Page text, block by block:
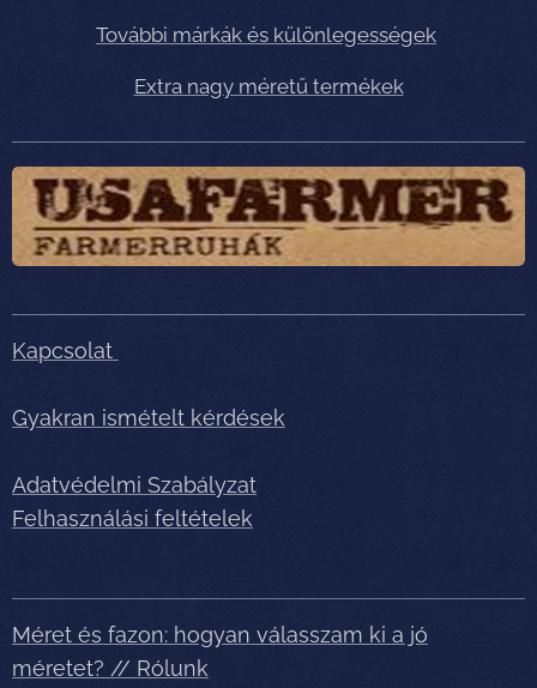
További márkák és különlegességek
Extra nagy méretű termékek
Kapcsolat
Gyakran ismételt kérdések
Adatvédelmi Szabályzat
Felhasználási feltételek
Méret és fazon: hogyan válasszam ki a jó
méretet? // Rólunk